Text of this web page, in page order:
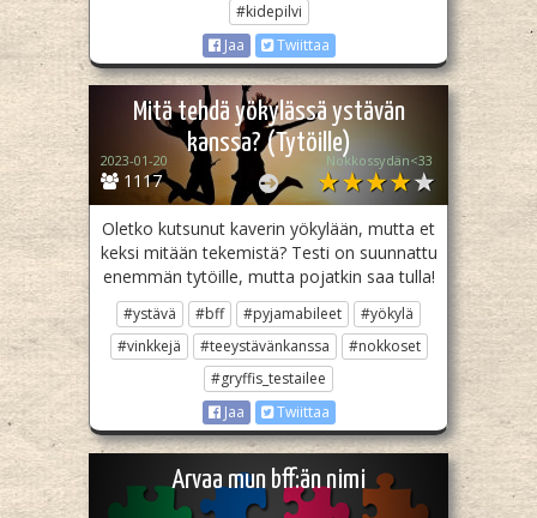
#kidepilvi
Jaa
Twiittaa
Mitä tehdä yökylässä ystävän
kanssa? (Tytöille)
1117
2023-01-20 Nokkossydän<33
Oletko kutsunut kaverin yökylään, mutta et
keksi mitään tekemistä? Testi on suunnattu
enemmän tytöille, mutta pojatkin saa tulla!
#ystävä #bff #pyjamabileet
#yökylä
#vinkkejä
#teeystävänkanssa
#nokkoset
#gryffis_testailee
Jaa
Twiittaa
Arvaa mun bff:än nimi